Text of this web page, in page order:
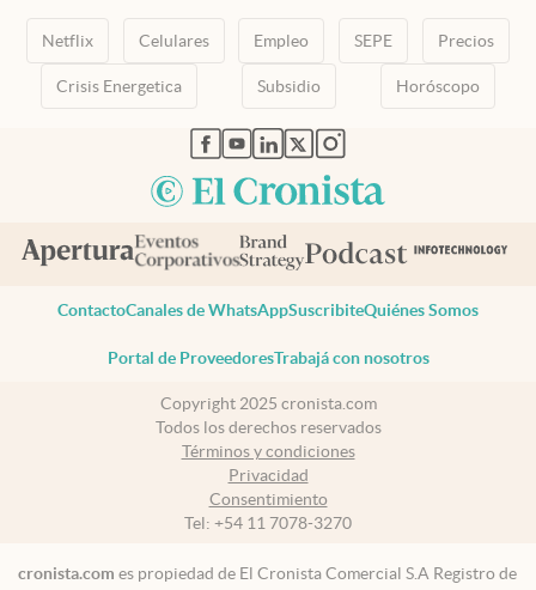
Netflix Celulares Empleo SEPE Precios
Crisis Energetica Subsidio Horóscopo
abre en nueva pestaña
abre en nueva pestaña
abre en nueva pestaña
abre en nueva pestaña
abre en nueva pestaña
ContactoCanales de WhatsAppSuscribiteQuiénes Somos
Portal de ProveedoresTrabajá con nosotros
Copyright 2025 cronista.com
Todos los derechos reservados
Términos y condiciones
Privacidad
Consentimiento
Tel: +54 11 7078-3270
cronista.com es propiedad de El Cronista Comercial S.A Registro de